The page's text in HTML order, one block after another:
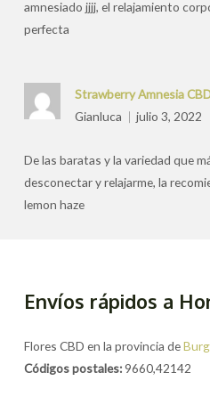
amnesiado jjjj, el relajamiento
perfecta
Strawberry Amnesia
Gianluca
julio 3, 2022
De las baratas y la variedad que
desconectar y relajarme, la
lemon haze
Envíos rápidos a
Flores CBD en la provincia de
Códigos postales:9660,42142